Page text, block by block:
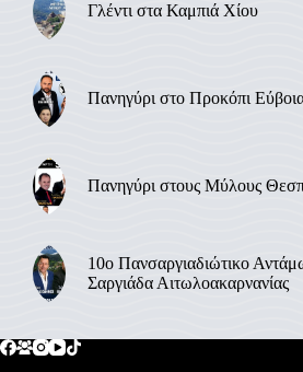
Γλέντι στα Καμπιά Χίου
Πανηγύρι στο Προκόπι
Πανηγύρι στους Μύλους
10ο Πανσαργιαδιώτικο
Σαργιάδα Αιτωλοακαρνανίας